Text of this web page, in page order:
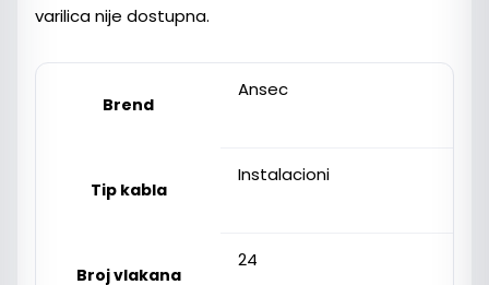
varilica nije dostupna.
Brend
Ansec
Tip kabla
Instalacioni
Broj vlakana
24